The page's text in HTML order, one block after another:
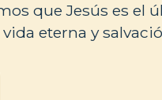
que Jesús es el
eterna y